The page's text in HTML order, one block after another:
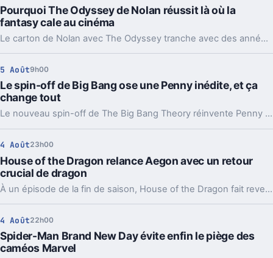
Pourquoi The Odyssey de Nolan réussit là où la
fantasy cale au cinéma
Le carton de Nolan avec The Odyssey tranche avec des années d'échecs pour la fantasy épique. La vraie différence tient moins au casting qu'à la mise en scène.
5 Août9h00
Le spin-off de Big Bang ose une Penny inédite, et ça
change tout
Le nouveau spin-off de The Big Bang Theory réinvente Penny en survivante anti-IA. Un simple caméo, mais pas si anodin.
4 Août23h00
House of the Dragon relance Aegon avec un retour
crucial de dragon
À un épisode de la fin de saison, House of the Dragon fait revenir Sunfyre. Un choc qui change la guerre et prépare déjà la dernière saison.
4 Août22h00
Spider-Man Brand New Day évite enfin le piège des
caméos Marvel